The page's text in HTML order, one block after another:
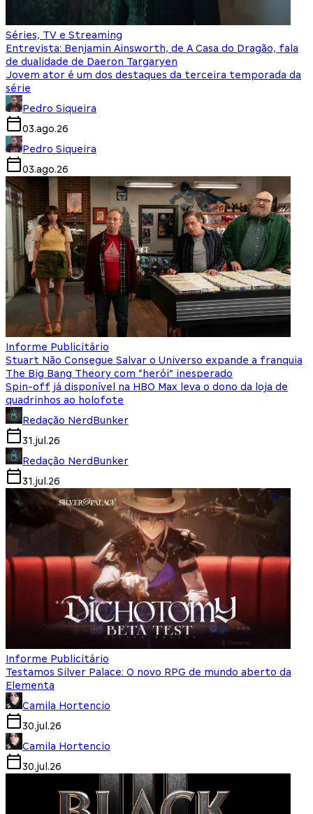
Séries, TV e Streaming
Entrevista: Benjamin Ainsworth, de A Casa do Dragão, fala
de dualidade de Daeron Targaryen
Jovem ator é um dos destaques da terceira temporada da
série
Pedro Siqueira
03.ago.26
Pedro Siqueira
03.ago.26
Informe Publicitário
Stuart Não Consegue Salvar o Universo expande a franquia
The Big Bang Theory com “herói” inesperado
Spin-off já disponível na HBO Max leva o dono da loja de
quadrinhos ao holofote
Redação NerdBunker
31.jul.26
Redação NerdBunker
31.jul.26
Informe Publicitário
Testamos Silver Palace: O novo RPG de mundo aberto da
Elementa
Camila Hortencio
30.jul.26
Camila Hortencio
30.jul.26